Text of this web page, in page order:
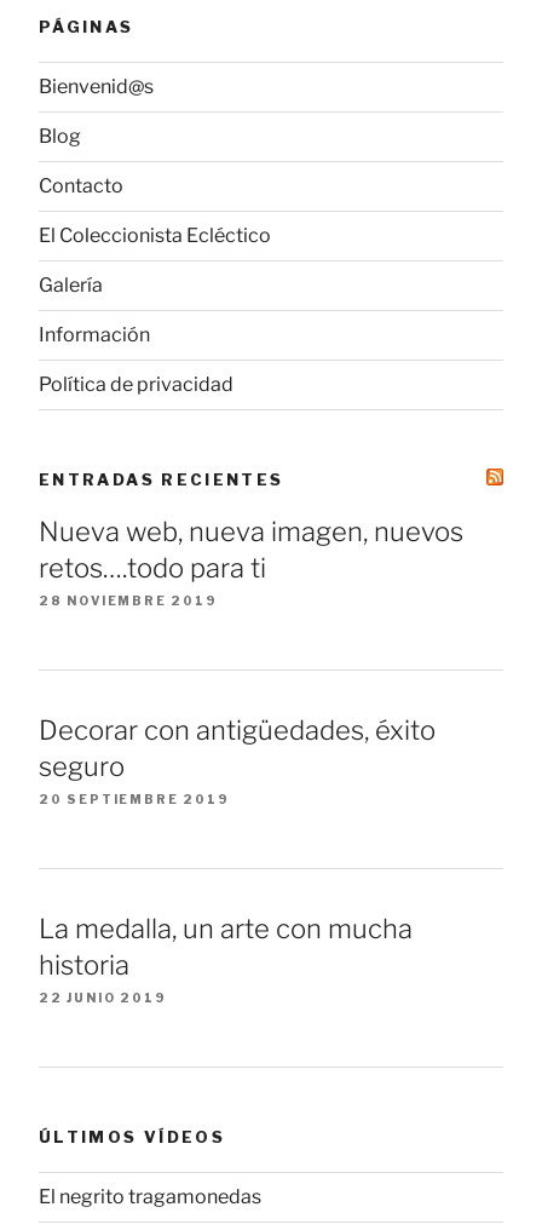
PÁGINAS
Bienvenid@s
Blog
Contacto
El Coleccionista Ecléctico
Galería
Información
Política de privacidad
ENTRADAS RECIENTES
Nueva web, nueva imagen, nuevos
retos….todo para ti
28 NOVIEMBRE 2019
Decorar con antigüedades, éxito
seguro
20 SEPTIEMBRE 2019
La medalla, un arte con mucha
historia
22 JUNIO 2019
ÚLTIMOS VÍDEOS
El negrito tragamonedas